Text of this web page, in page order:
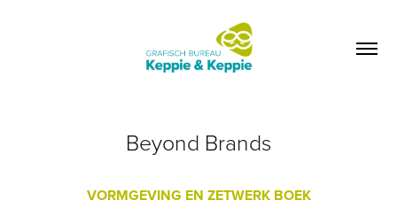
Beyond Brands
VORMGEVING EN ZETWERK BOEK